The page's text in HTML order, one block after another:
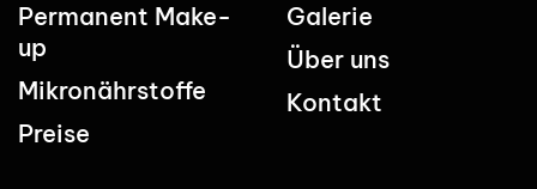
Permanent Make-
up
Mikronährstoffe
Preise
Galerie
Über uns
Kontakt